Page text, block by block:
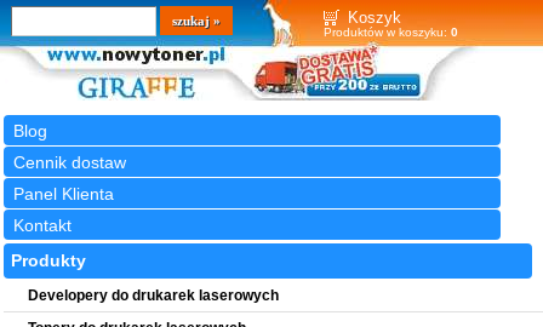
Koszyk
Produktów w koszyku: 0
Blog
Cennik dostaw
Panel Klienta
Kontakt
Wyszukiwarka
szukaj
Produkty
Developery do drukarek laserowych